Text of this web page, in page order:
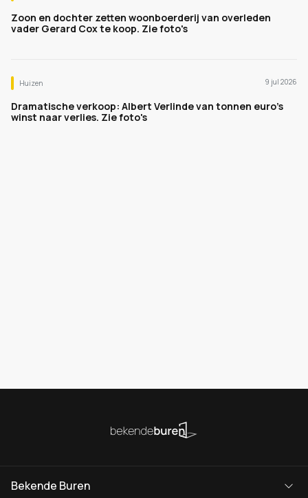
Zoon en dochter zetten woonboerderij van overleden
vader Gerard Cox te koop. Zie foto's
Huizen 9 jul 2026
Dramatische verkoop: Albert Verlinde van tonnen euro's
winst naar verlies. Zie foto's
Bekende Buren